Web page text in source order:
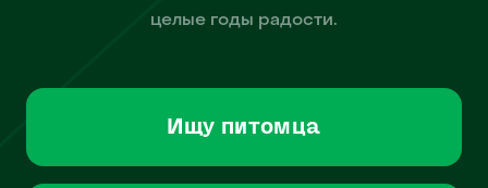
целые годы радости.
Ищу питомца